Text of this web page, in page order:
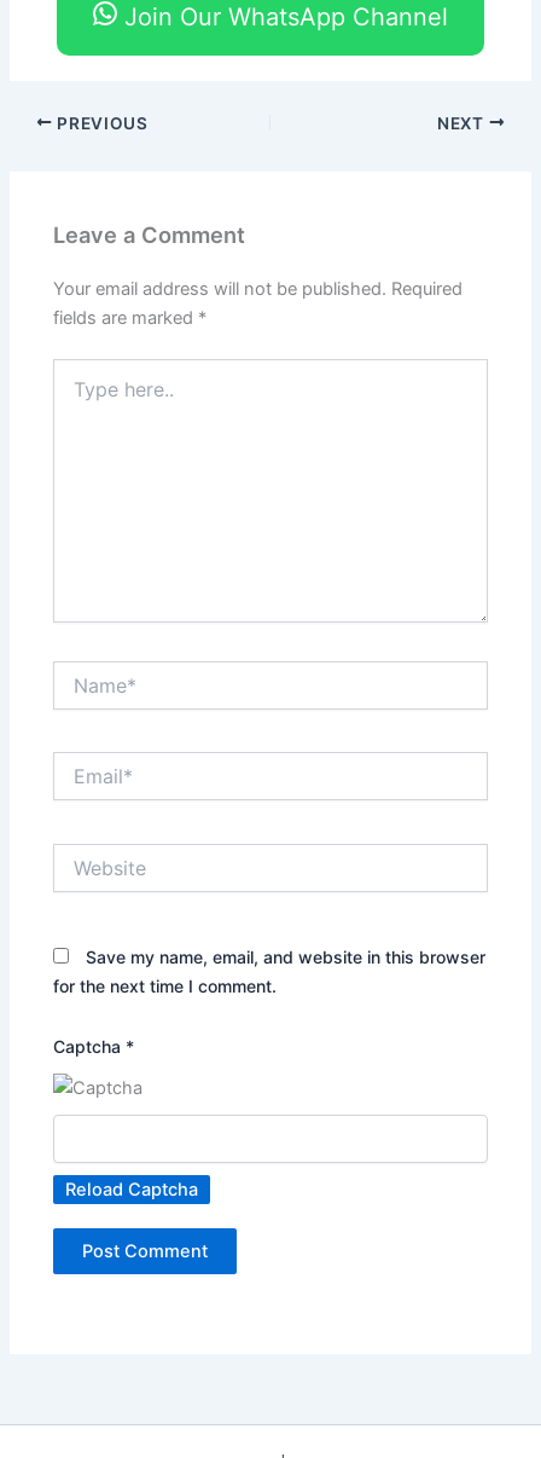
Join Our WhatsApp Channel
PREVIOUS NEXT
Leave a Comment
Your email address will not be published. Required
fields are marked *
here..
Save my name, email, and website in this browser
for the next time I comment.
Captcha *
Reload Captcha